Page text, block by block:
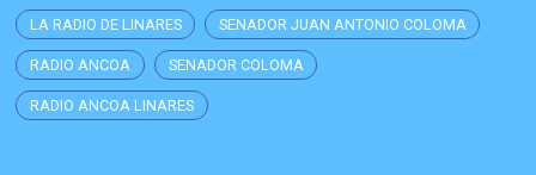
LA RADIO DE LINARES SENADOR JUAN ANTONIO COLOMA
RADIO ANCOA SENADOR COLOMA
RADIO ANCOA LINARES